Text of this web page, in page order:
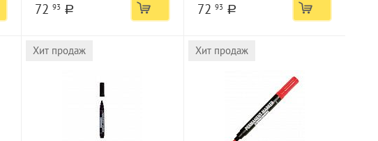
72 93 a 72 93 a
Хит продаж Хит продаж